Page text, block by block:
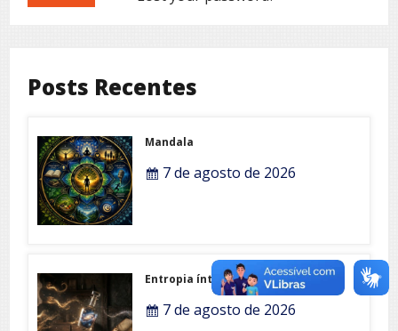
Posts Recentes
Mandala
7 de agosto de 2026
Entropia íntima
7 de agosto de 2026